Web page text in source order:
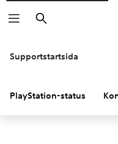
Sök
Supportstartsida
PlayStation-status